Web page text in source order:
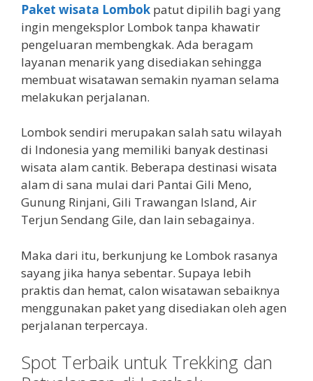
Paket wisata Lombok patut dipilih bagi yang
ingin mengeksplor Lombok tanpa khawatir
pengeluaran membengkak. Ada beragam
layanan menarik yang disediakan sehingga
membuat wisatawan semakin nyaman selama
melakukan perjalanan.
Lombok sendiri merupakan salah satu wilayah
di Indonesia yang memiliki banyak destinasi
wisata alam cantik. Beberapa destinasi wisata
alam di sana mulai dari Pantai Gili Meno,
Gunung Rinjani, Gili Trawangan Island, Air
Terjun Sendang Gile, dan lain sebagainya.
Maka dari itu, berkunjung ke Lombok rasanya
sayang jika hanya sebentar. Supaya lebih
praktis dan hemat, calon wisatawan sebaiknya
menggunakan paket yang disediakan oleh agen
perjalanan terpercaya.
Spot Terbaik untuk Trekking dan